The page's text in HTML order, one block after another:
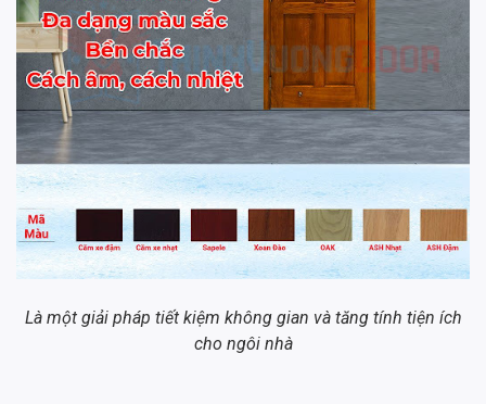
Là một giải pháp tiết kiệm không gian và tăng tính tiện ích
cho ngôi nhà